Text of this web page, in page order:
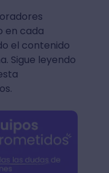
en cada
el contenido
Sigue leyendo